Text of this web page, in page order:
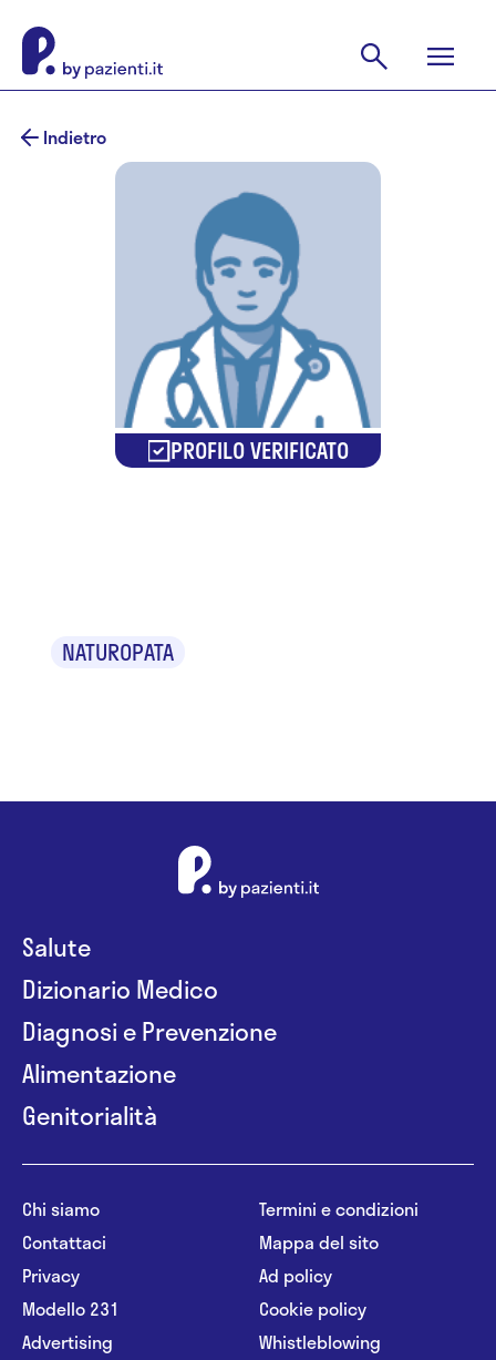
Indietro
PROFILO VERIFICATO
NATUROPATA
Salute
Dizionario Medico
Diagnosi e Prevenzione
Alimentazione
Genitorialità
Chi siamo
Contattaci
Privacy
Modello 231
Advertising
Termini e condizioni
Mappa del sito
Ad policy
Cookie policy
Whistleblowing